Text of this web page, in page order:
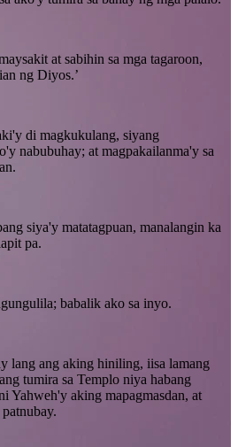
at sabihin sa mga tagaroon,
ng Diyos.’
di magkukulang, siyang
nabubuhay; at magpakailanma'y sa
siya'y matatagpuan, manalangin ka
pa.
babalik ako sa inyo.
lang ang aking hiniling, iisa lamang
tumira sa Templo niya habang
Yahweh'y aking mapagmasdan, at